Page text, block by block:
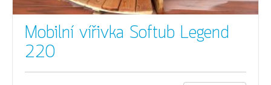
Mobilní vířivka Softub Legend
220